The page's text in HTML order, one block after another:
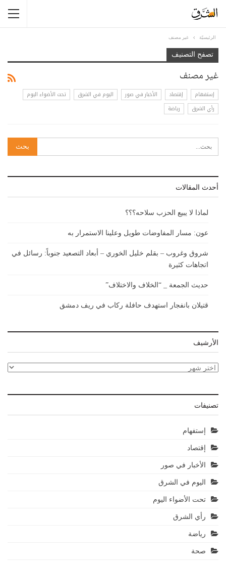
الرئيسيّة غير مصنف
تصفح التصنيف
غير مصنف
إستفهام إقتصاد الأخبار في صور اليوم في الشرق
تحت الأضواء اليوم
رأي الشرق
رياضة
أحدث المقالات
لماذا لا يبيع الحزب سلاحه؟؟؟
عون: مسار المفاوضات طويل وعلينا الاستمرار به
شروق وغروب – بقلم خليل الخوري – أبعاد التصعيد جنوباً: رسائل في
اتجاهات كثيرة
حديث الجمعة _ “الخلاف والاختلاف”
قتيلان بانفجار استهدف حافلة ركاب في ريف دمشق
الأرشيف
الأرشيف
تصنيفات
إستفهام
إقتصاد
الأخبار في صور
اليوم في الشرق
تحت الأضواء اليوم
رأي الشرق
رياضة
صحة